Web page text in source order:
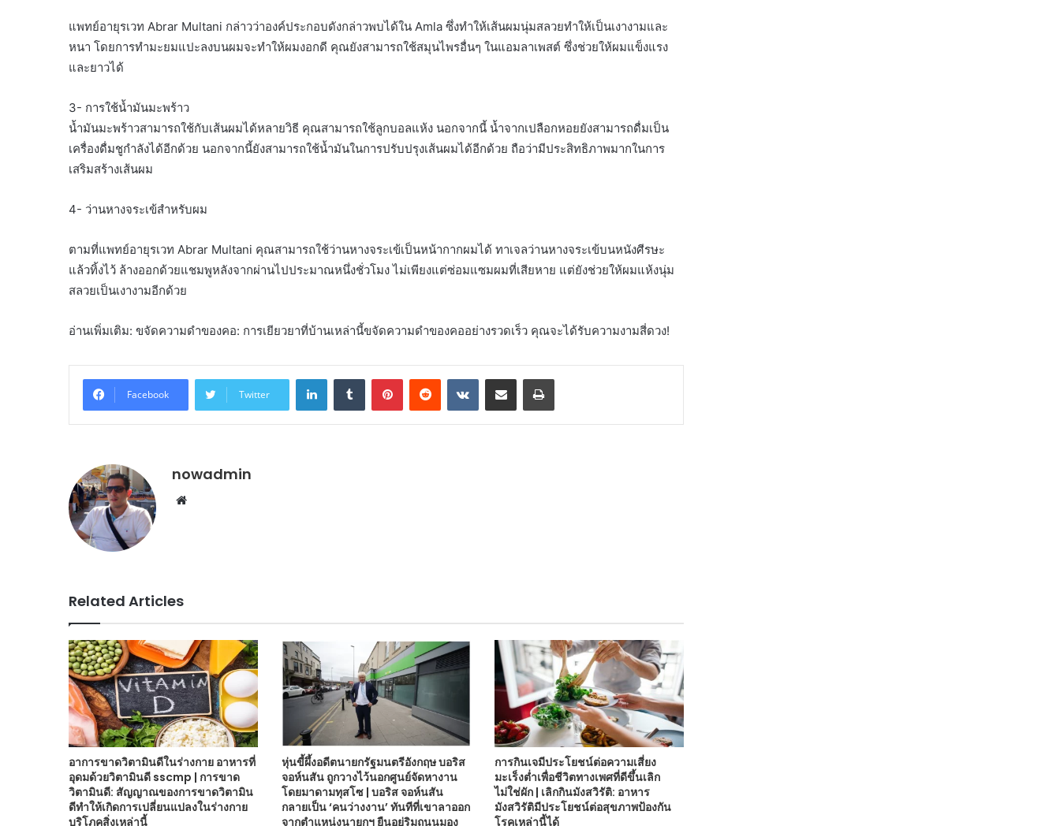
แพทย์อายุรเวท Abrar Multani กล่าวว่าองค์ประกอบดังกล่าวพบได้ใน Amla ซึ่งทำให้เส้นผมนุ่มสลวยทำให้เป็นเงางามและ
หนา โดยการทำมะยมแปะลงบนผมจะทำให้ผมงอกดี คุณยังสามารถใช้สมุนไพรอื่นๆ ในแอมลาเพสต์ ซึ่งช่วยให้ผมแข็งแรง
และยาวได้
3- การใช้น้ำมันมะพร้าว
น้ำมันมะพร้าวสามารถใช้กับเส้นผมได้หลายวิธี คุณสามารถใช้ลูกบอลแห้ง นอกจากนี้ น้ำจากเปลือกหอยยังสามารถดื่มเป็น
เครื่องดื่มชูกำลังได้อีกด้วย นอกจากนี้ยังสามารถใช้น้ำมันในการปรับปรุงเส้นผมได้อีกด้วย ถือว่ามีประสิทธิภาพมากในการ
เสริมสร้างเส้นผม
4- ว่านหางจระเข้สำหรับผม
ตามที่แพทย์อายุรเวท Abrar Multani คุณสามารถใช้ว่านหางจระเข้เป็นหน้ากากผมได้ ทาเจลว่านหางจระเข้บนหนังศีรษะ
แล้วทิ้งไว้ ล้างออกด้วยแชมพูหลังจากผ่านไปประมาณหนึ่งชั่วโมง ไม่เพียงแต่ซ่อมแซมผมที่เสียหาย แต่ยังช่วยให้ผมแห้งนุ่ม
สลวยเป็นเงางามอีกด้วย
อ่านเพิ่มเติม: ขจัดความดำของคอ: การเยียวยาที่บ้านเหล่านี้ขจัดความดำของคออย่างรวดเร็ว คุณจะได้รับความงามสี่ดวง!
Facebook Twitter
LinkedInTumblr PinterestReddit VKontakteShare via Email Print
nowadmin
Website
Related Articles
อาการขาดวิตามินดีในร่างกาย อาหารที่
อุดมด้วยวิตามินดี sscmp | การขาด
วิตามินดี: สัญญาณของการขาดวิตามิน
ดีทำให้เกิดการเปลี่ยนแปลงในร่างกาย
บริโภคสิ่งเหล่านี้
หุ่นขี้ผึ้งอดีตนายกรัฐมนตรีอังกฤษ บอริส
จอห์นสัน ถูกวางไว้นอกศูนย์จัดหางาน
โดยมาดามทุสโซ | บอริส จอห์นสัน
กลายเป็น ‘คนว่างงาน’ ทันทีที่เขาลาออก
จากตำแหน่งนายกฯ ยืนอยู่ริมถนนมอง
การกินเจมีประโยชน์ต่อความเสี่ยง
มะเร็งต่ำเพื่อชีวิตทางเพศที่ดีขึ้นเลิก
ไม่ใช่ผัก | เลิกกินมังสวิรัติ: อาหาร
มังสวิรัติมีประโยชน์ต่อสุขภาพป้องกัน
โรคเหล่านี้ได้